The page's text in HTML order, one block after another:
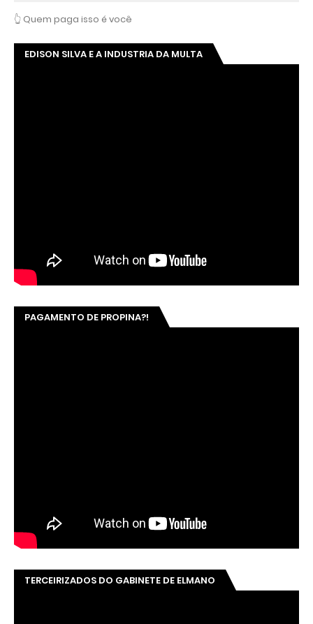
👆 Quem paga isso é você
EDISON SILVA E A INDUSTRIA DA MULTA
PAGAMENTO DE PROPINA?!
TERCEIRIZADOS DO GABINETE DE ELMANO